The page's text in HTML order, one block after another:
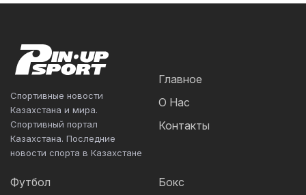
Спортивные новости
Казахстана и мира.
Спортивный портал
Казахстана. Последние
новости спорта в Казахстане
Главное
О Нас
Контакты
Футбол
Бокс